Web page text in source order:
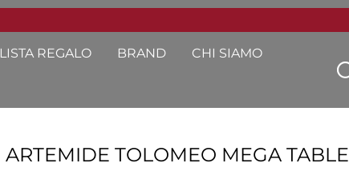
LISTA REGALO BRAND CHI SIAMO
ARTEMIDE TOLOMEO MEGA TABLE